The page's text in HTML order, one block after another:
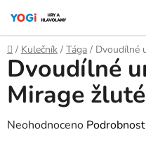
obsah
Domů
/ Kulečník / Tága / Dvoudílné
Dvoudílné
Mirage
Průměrné
Neohodnoceno